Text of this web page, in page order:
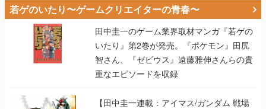
若ゲのいたり〜ゲームクリエイターの青春〜
田中圭一のゲーム業界取材マンガ『若ゲの
いたり』第2巻が発売。『ポケモン』田尻
智さん、『ゼビウス』遠藤雅伸さんらの貴
重なエピソードを収録
【田中圭一連載：アイマス/ガンダム 戦場